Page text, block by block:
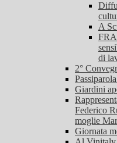
A
di
2°
Giardini
Federico
moglie
Giornata